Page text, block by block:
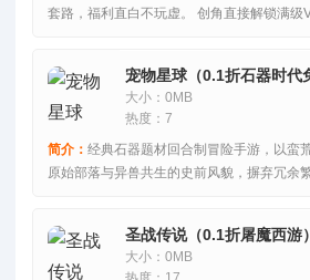
套路，福利直白不玩虚。 创角直接解锁满级
宠物星球（0.1折石器时代
大小：0MB
热度：7
简介： 经典石器题材回合制冒险手游，以蛮
原始部落与异兽共生的史前风貌，摒弃冗余
圣战传说（0.1折屠魔西游
大小：0MB